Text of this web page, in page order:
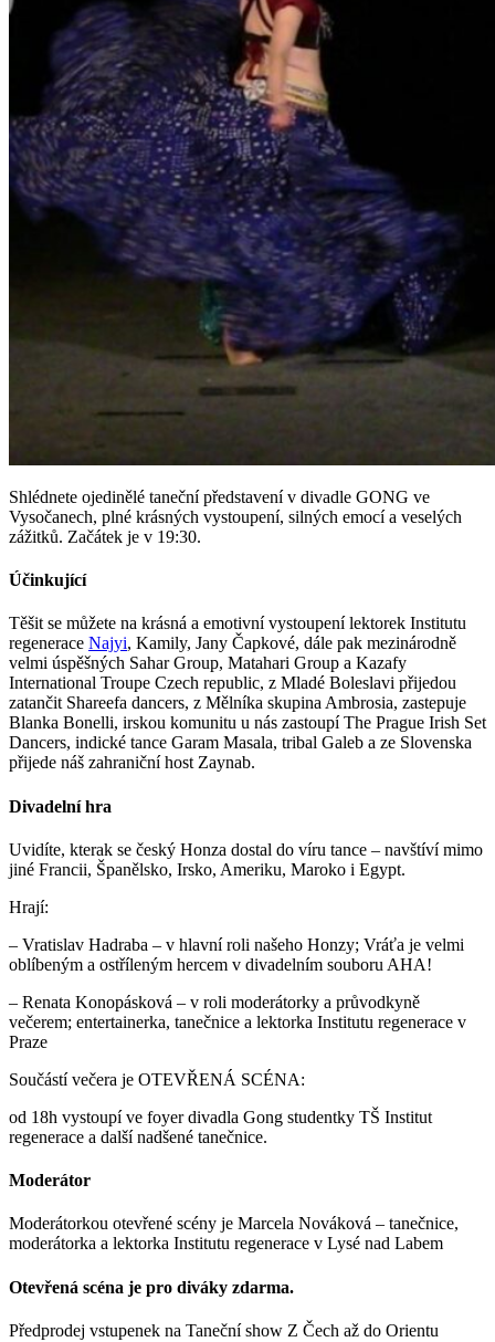
Shlédnete ojedinělé taneční představení v divadle GONG ve
Vysočanech, plné krásných vystoupení, silných emocí a veselých
zážitků. Začátek je v 19:30.
Účinkující
Těšit se můžete na krásná a emotivní vystoupení lektorek Institutu
regenerace Najyi, Kamily, Jany Čapkové, dále pak mezinárodně
velmi úspěšných Sahar Group, Matahari Group a Kazafy
International Troupe Czech republic, z Mladé Boleslavi přijedou
zatančit Shareefa dancers, z Mělníka skupina Ambrosia, zastepuje
Blanka Bonelli, irskou komunitu u nás zastoupí The Prague Irish Set
Dancers, indické tance Garam Masala, tribal Galeb a ze Slovenska
přijede náš zahraniční host Zaynab.
Divadelní hra
Uvidíte, kterak se český Honza dostal do víru tance – navštíví mimo
jiné Francii, Španělsko, Irsko, Ameriku, Maroko i Egypt.
Hrají:
– Vratislav Hadraba – v hlavní roli našeho Honzy; Vráťa je velmi
oblíbeným a ostříleným hercem v divadelním souboru AHA!
– Renata Konopásková – v roli moderátorky a průvodkyně
večerem; entertainerka, tanečnice a lektorka Institutu regenerace v
Praze
Součástí večera je OTEVŘENÁ SCÉNA:
od 18h vystoupí ve foyer divadla Gong studentky TŠ Institut
regenerace a další nadšené tanečnice.
Moderátor
Moderátorkou otevřené scény je Marcela Nováková – tanečnice,
moderátorka a lektorka Institutu regenerace v Lysé nad Labem
Otevřená scéna je pro diváky zdarma.
Předprodej vstupenek na Taneční show Z Čech až do Orientu